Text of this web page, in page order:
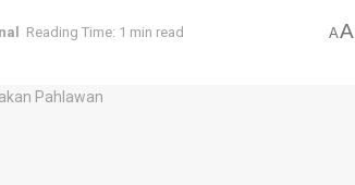
Reading Time: 1 min read AA